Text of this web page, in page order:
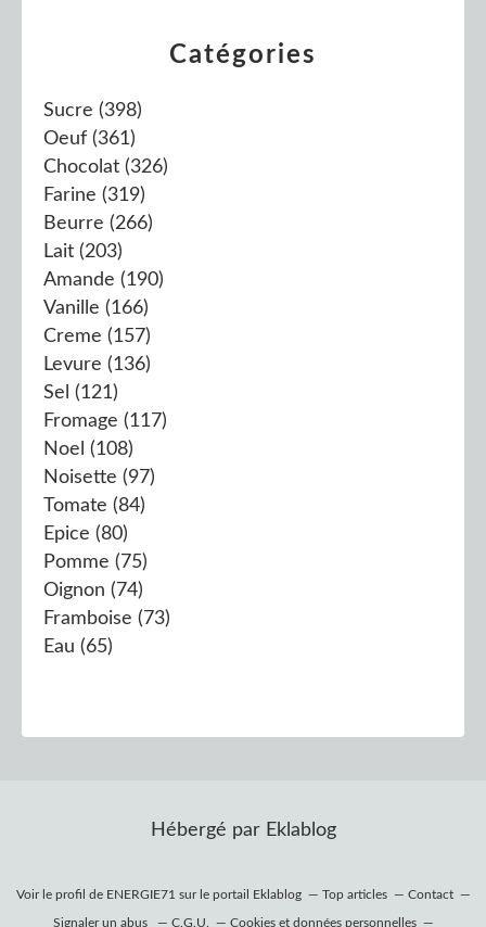
Catégories
Sucre (398)
Oeuf (361)
Chocolat (326)
Farine (319)
Beurre (266)
Lait (203)
Amande (190)
Vanille (166)
Creme (157)
Levure (136)
Sel (121)
Fromage (117)
Noel (108)
Noisette (97)
Tomate (84)
Epice (80)
Pomme (75)
Oignon (74)
Framboise (73)
Eau (65)
Hébergé par Eklablog
Voir le profil de ENERGIE71 sur le portail Eklablog Top articles Contact
Signaler un abus C.G.U. Cookies et données personnelles